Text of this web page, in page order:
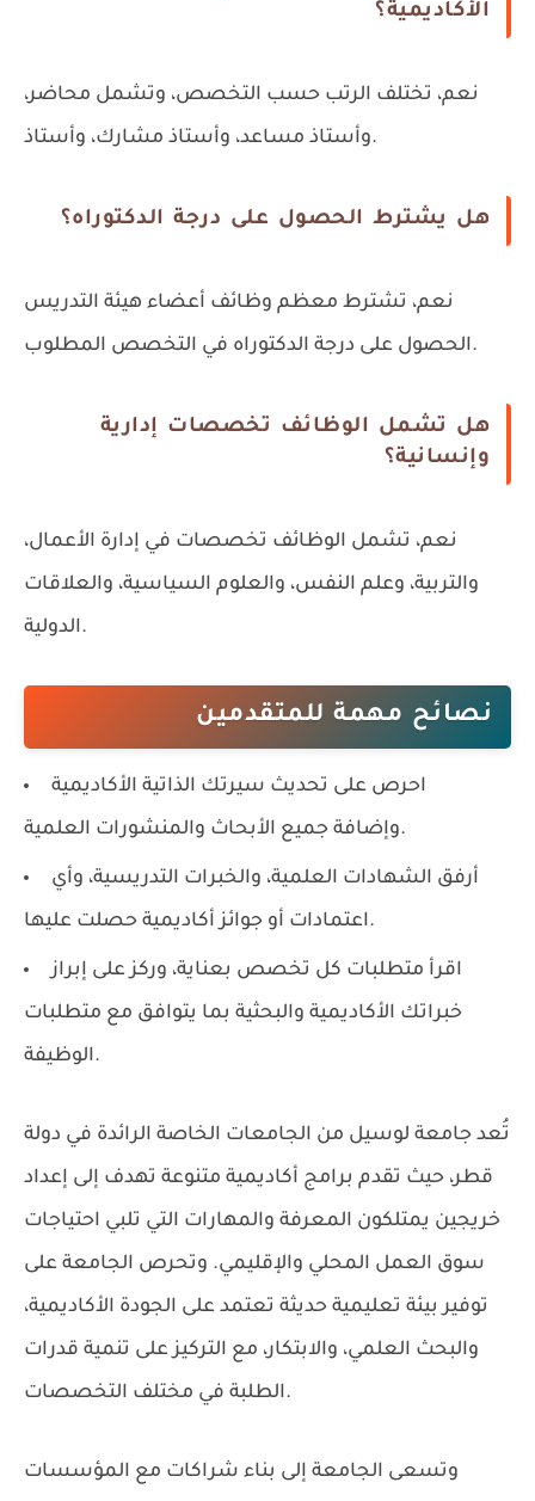
الأكاديمية؟
نعم، تختلف الرتب حسب التخصص، وتشمل محاضر،
وأستاذ مساعد، وأستاذ مشارك، وأستاذ.
هل يشترط الحصول على درجة الدكتوراه؟
نعم، تشترط معظم وظائف أعضاء هيئة التدريس
الحصول على درجة الدكتوراه في التخصص المطلوب.
هل تشمل الوظائف تخصصات إدارية
وإنسانية؟
نعم، تشمل الوظائف تخصصات في إدارة الأعمال،
والتربية، وعلم النفس، والعلوم السياسية، والعلاقات
الدولية.
نصائح مهمة للمتقدمين
احرص على تحديث سيرتك الذاتية الأكاديمية
وإضافة جميع الأبحاث والمنشورات العلمية.
أرفق الشهادات العلمية، والخبرات التدريسية، وأي
اعتمادات أو جوائز أكاديمية حصلت عليها.
اقرأ متطلبات كل تخصص بعناية، وركز على إبراز
خبراتك الأكاديمية والبحثية بما يتوافق مع متطلبات
الوظيفة.
تُعد جامعة لوسيل من الجامعات الخاصة الرائدة في دولة
قطر، حيث تقدم برامج أكاديمية متنوعة تهدف إلى إعداد
خريجين يمتلكون المعرفة والمهارات التي تلبي احتياجات
سوق العمل المحلي والإقليمي. وتحرص الجامعة على
توفير بيئة تعليمية حديثة تعتمد على الجودة الأكاديمية،
والبحث العلمي، والابتكار، مع التركيز على تنمية قدرات
الطلبة في مختلف التخصصات.
وتسعى الجامعة إلى بناء شراكات مع المؤسسات